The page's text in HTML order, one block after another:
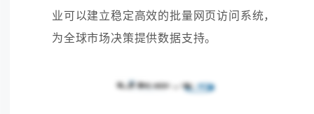
业可以建立稳定高效的批量网页访问系统，
为全球市场决策提供数据支持。